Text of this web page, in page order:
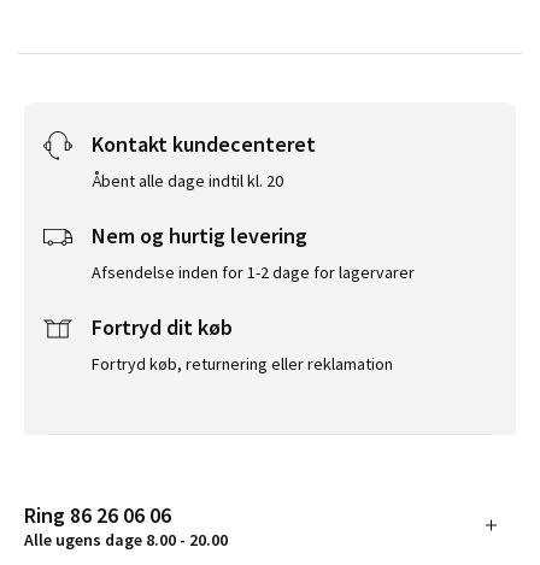
Kontakt kundecenteret
Åbent alle dage indtil kl. 20
Nem og hurtig levering
Afsendelse inden for 1-2 dage for lagervarer
Fortryd dit køb
Fortryd køb, returnering eller reklamation
Ring 86 26 06 06
Alle ugens dage 8.00 - 20.00